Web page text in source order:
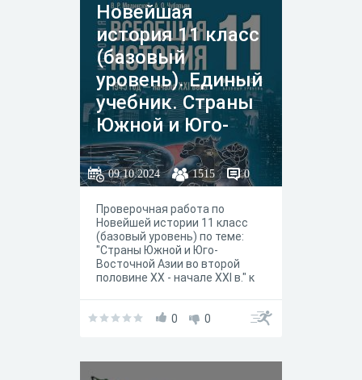
Новейшая
история 11 класс
(базовый
уровень). Единый
учебник. Страны
Южной и Юго-
Восточной Азии
во второй
половине ХХ -
начале XXI в.
09.10.2024 1515 0
Проверочная работа по
Новейшей истории 11 класс
(базовый уровень) по теме:
"Страны Южной и Юго-
Восточной Азии во второй
половине ХХ - начале XXI в." к
"Просвещение" 2023 год.
0 0